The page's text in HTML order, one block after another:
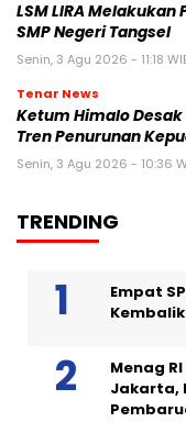
LSM LIRA Melakukan
SMP Negeri Tangsel
Senin, 3 Agu 2026 - 11:18
Tenar News
Ketum Himalo
Tren Penurunan
Senin, 3 Agu 2026 - 10:36
TRENDING
Empat
Menag
Jakarta,